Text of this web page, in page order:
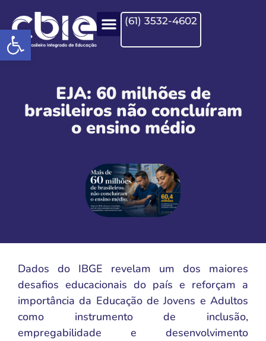
Open toolbar
(61) 3532-4602
EJA: 60 milhões de
brasileiros não concluíram
o ensino médio
Dados do IBGE revelam um dos maiores
desafios educacionais do país e reforçam a
importância da Educação de Jovens e Adultos
como instrumento de inclusão,
empregabilidade e desenvolvimento